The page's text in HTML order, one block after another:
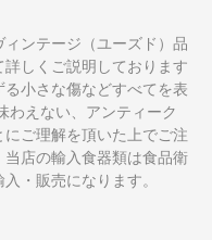
ンテージ（ユーズド）品
しくご説明しております
小さな傷などすべてを表
わえない、アンティーク
ご理解を頂いた上でご注
店の輸入食器類は食品衛
・販売になります。